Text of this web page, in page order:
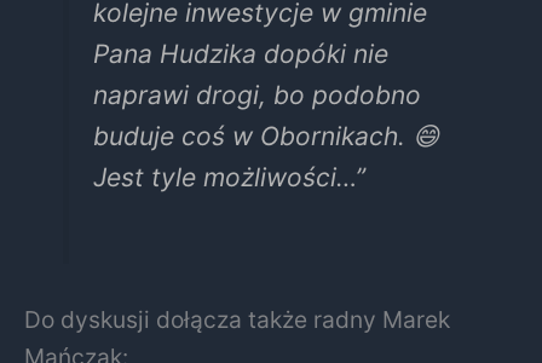
kolejne inwestycje w gminie
Pana Hudzika dopóki nie
naprawi drogi, bo podobno
buduje coś w Obornikach. 😄
Jest tyle możliwości…”
Do dyskusji dołącza także radny Marek